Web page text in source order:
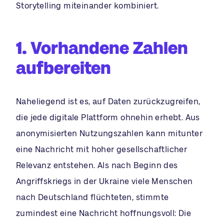
Storytelling miteinander kombiniert.
1. Vorhandene Zahlen
aufbereiten
Naheliegend ist es, auf Daten zurückzugreifen,
die jede digitale Plattform ohnehin erhebt. Aus
anonymisierten Nutzungszahlen kann mitunter
eine Nachricht mit hoher gesellschaftlicher
Relevanz entstehen. Als nach Beginn des
Angriffskriegs in der Ukraine viele Menschen
nach Deutschland flüchteten, stimmte
zumindest eine Nachricht hoffnungsvoll: Die